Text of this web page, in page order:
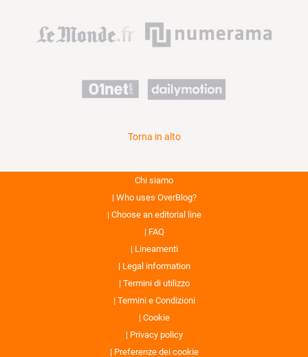
Torna in alto
Chi siamo
Who uses OverBlog?
Choose an editorial line
FAQ
Lineamenti
Legal information
Termini di utilizzo
Termini e Condizioni
Cookie
Privacy policy
Preferenze dei cookie